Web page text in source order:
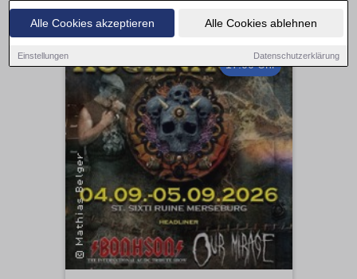
Alle Cookies akzeptieren Alle Cookies ablehnen
Einstellungen Datenschutzerklärung
17:00 Uhr